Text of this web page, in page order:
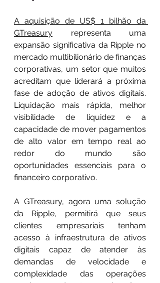
A aquisição de US$ 1 bilhão da
GTreasury representa uma
expansão significativa da Ripple no
mercado multibilionário de finanças
corporativas, um setor que muitos
acreditam que liderará a próxima
fase de adoção de ativos digitais.
Liquidação mais rápida, melhor
visibilidade de liquidez e a
capacidade de mover pagamentos
de alto valor em tempo real ao
redor do mundo são
oportunidades essenciais para o
financeiro corporativo.
A GTreasury, agora uma solução
da Ripple, permitirá que seus
clientes empresariais tenham
acesso à infraestrutura de ativos
digitais capaz de atender às
demandas de velocidade e
complexidade das operações